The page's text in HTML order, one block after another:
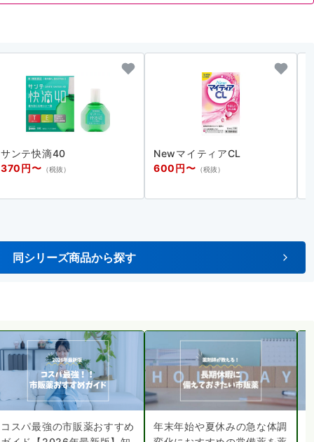
サンテ快滴40
370円〜 （税抜）
NewマイティアCL
600円〜 （税抜）
同シリーズ商品から探す
コスパ最強の市販薬おすすめ
年末年始や夏休みの急な体調